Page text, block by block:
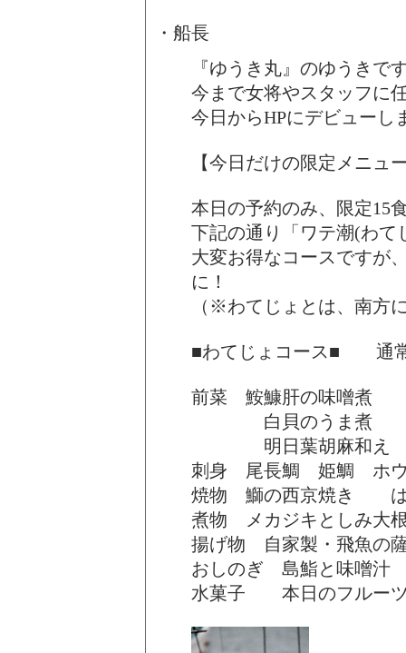
・船長
『ゆうき丸』のゆうきで
今まで女将やスタッフに
今日からHPにデビューし
【今日だけの限定メニュ
本日の予約のみ、限定15
下記の通り「ワテ潮(わて
大変お得なコースですが
に！
（※わてじょとは、南方
■わてじょコース■ 通
前菜 鮟鱇肝の味噌
白貝のうま煮
明日葉胡麻和え
刺身 尾長鯛 姫鯛 ホウ
焼物 鰤の西京焼き は
煮物 メカジキとしみ大
揚げ物 自家製・飛魚の
おしのぎ 島鮨と味噌汁
水菓子 本日のフルー